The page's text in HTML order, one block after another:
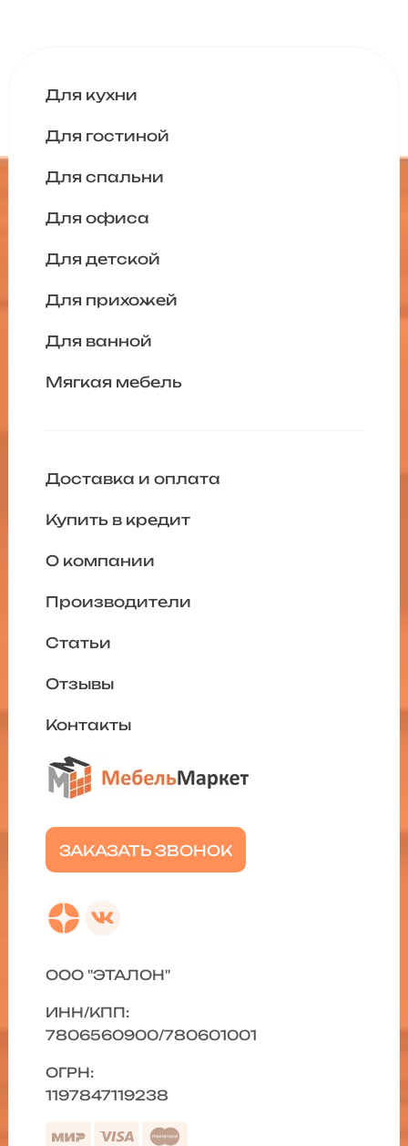
Для кухни
Для гостиной
Для спальни
Для офиса
Для детской
Для прихожей
Для ванной
Мягкая мебель
ЗАКАЗАТЬ ЗВОНОК
Доставка и оплата
Купить в кредит
О компании
Производители
Статьи
Отзывы
Контакты
ООО "ЭТАЛОН"
ИНН/КПП:
7806560900/780601001
ОГРН:
1197847119238